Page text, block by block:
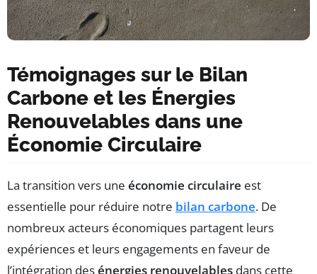
Témoignages sur le Bilan
Carbone et les Énergies
Renouvelables dans une
Économie Circulaire
La transition vers une économie circulaire est
essentielle pour réduire notre bilan carbone. De
nombreux acteurs économiques partagent leurs
expériences et leurs engagements en faveur de
l’intégration desénergies renouvelables dans cette